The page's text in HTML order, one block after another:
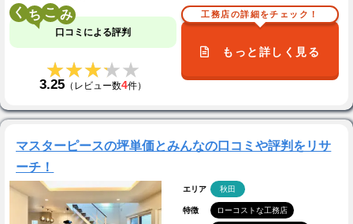
く こ
口コミによる評判
★★★★★
★★★★★
3.25 （レビュー数4件）
工務店の詳細をチェック！
もっと詳しく見る
マスターピースの坪単価とみんなの口コミや評判をリサ
ーチ！
エリア 秋田
特徴 ローコストな工務店